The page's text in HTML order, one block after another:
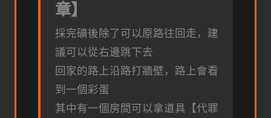
章】
採完礦後除了可以原路往回走，建
議可以從右邊跳下去
回家的路上沿路打牆壁，路上會看
到一個彩蛋
其中有一個房間可以拿道具【代罪